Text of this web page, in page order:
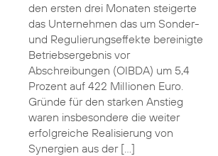
den ersten drei Monaten steigerte
das Unternehmen das um Sonder-
und Regulierungseffekte bereinigte
Betriebsergebnis vor
Abschreibungen (OIBDA) um 5,4
Prozent auf 422 Millionen Euro.
Gründe für den starken Anstieg
waren insbesondere die weiter
erfolgreiche Realisierung von
Synergien aus der […]